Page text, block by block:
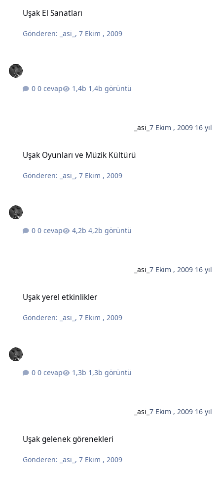
Uşak El Sanatları
Gönderen: _asi_ ,7 Ekim , 2009
0 cevap 1,4b görüntü
_asi_ 7 Ekim , 2009 16 yıl
Uşak Oyunları ve Müzik Kültürü
Gönderen: _asi_ ,7 Ekim , 2009
0 cevap 4,2b görüntü
_asi_ 7 Ekim , 2009 16 yıl
Uşak yerel etkinlikler
Gönderen: _asi_ ,7 Ekim , 2009
0 cevap 1,3b görüntü
_asi_ 7 Ekim , 2009 16 yıl
Uşak gelenek görenekleri
Gönderen: _asi_ ,7 Ekim , 2009